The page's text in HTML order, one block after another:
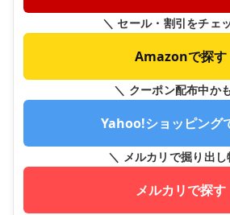
＼ セール・割引をチェ
Amazonで探す
＼ クーポン配布中か
Yahoo!ショッピング
＼ メルカリで掘り出し
メルカリで探す